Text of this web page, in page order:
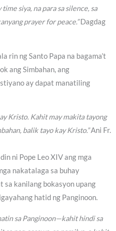
siya, na para sa silence, sa
prayer for peace.”Dagdag
rin ng Santo Papa na bagama’t
ang Simbahan, ang
ay dapat manatiling
Kristo. Kahit may makita tayong
balik tayo kay Kristo.”Ani Fr.
ni Pope Leo XIV ang mga
nakatalaga sa buhay
kanilang bokasyon upang
hatid ng Panginoon.
sa Panginoon—kahit hindi sa